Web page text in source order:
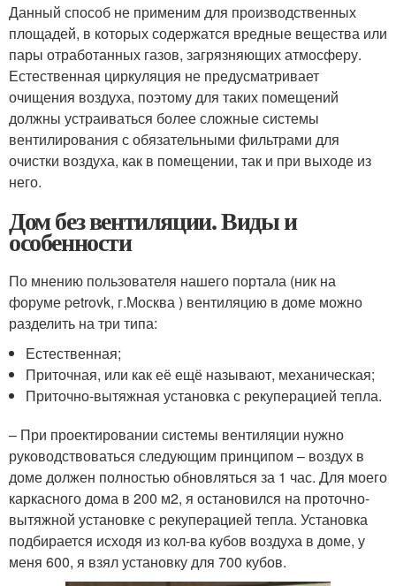
Данный способ не применим для производственных
площадей, в которых содержатся вредные вещества или
пары отработанных газов, загрязняющих атмосферу.
Естественная циркуляция не предусматривает
очищения воздуха, поэтому для таких помещений
должны устраиваться более сложные системы
вентилирования с обязательными фильтрами для
очистки воздуха, как в помещении, так и при выходе из
него.
Дом без вентиляции. Виды и
особенности
По мнению пользователя нашего портала (ник на
форуме petrovk, г.Москва ) вентиляцию в доме можно
разделить на три типа:
Естественная;
Приточная, или как её ещё называют, механическая;
Приточно-вытяжная установка с рекуперацией тепла.
– При проектировании системы вентиляции нужно
руководствоваться следующим принципом – воздух в
доме должен полностью обновляться за 1 час. Для моего
каркасного дома в 200 м2, я остановился на проточно-
вытяжной установке с рекуперацией тепла. Установка
подбирается исходя из кол-ва кубов воздуха в доме, у
меня 600, я взял установку для 700 кубов.